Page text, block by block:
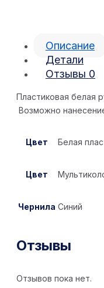
Описание
Детали
Отзывы 0
Пластиковая белая
Возможно
Цвет Белая
Цвет
Чернила Синий
Отзывы
Отзывов пока нет.